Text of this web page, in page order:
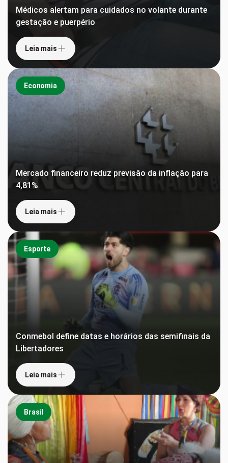
Médicos alertam para cuidados no volante durante
gestação e puerpério
Leia mais
Economia
Mercado financeiro reduz previsão da inflação para
4,81%
Leia mais
Esporte
Conmebol define datas e horários das semifinais da
Libertadores
Leia mais
Brasil